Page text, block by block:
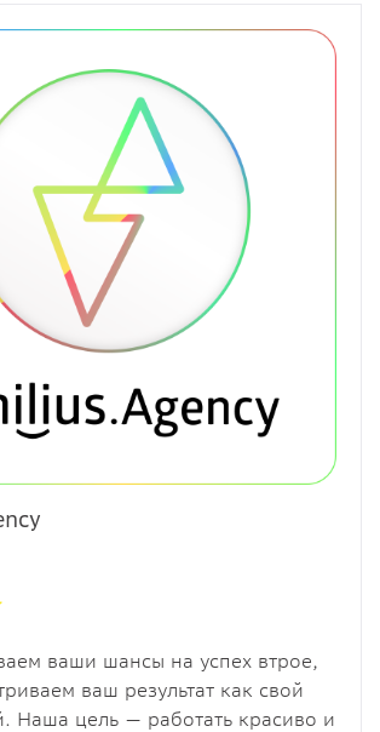
ваши шансы на успех втрое,
ваш результат как свой
Наша цель — работать красиво и